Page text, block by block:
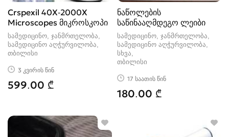
Crspexil 40X-2000X
Microscopes მიკროსკოპი
სამედიცინო, ჯანმრთელობა,
სამედიცინო აღჭურვილობა
თბილისი
3 კვირის წინ
599.00 ₾
ნაწოლების
საწინააღმდეგო ლეიბი
სამედიცინო, ჯანმრთელობა,
სამედიცინო აღჭურვილობა,
სხვა
თბილისი
17 საათის წინ
180.00 ₾